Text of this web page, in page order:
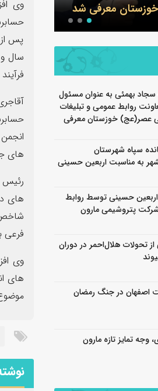
پس
های
رئیس
های
شاخص
فرعی
وی
های
عمومی
بهمئی به عنوان مسئول
روابط عمومی و تبلیغات
عصر(عج) خوزستان معرفی
سپاه شهرستان
به مناسبت اربعین حسینی
حسینی توسط روابط
پتروشیمی مارون
تحولات هلال‌احمر در دوران
اصفهان در جنگ رمضان
وجه تمایز تازه مارون